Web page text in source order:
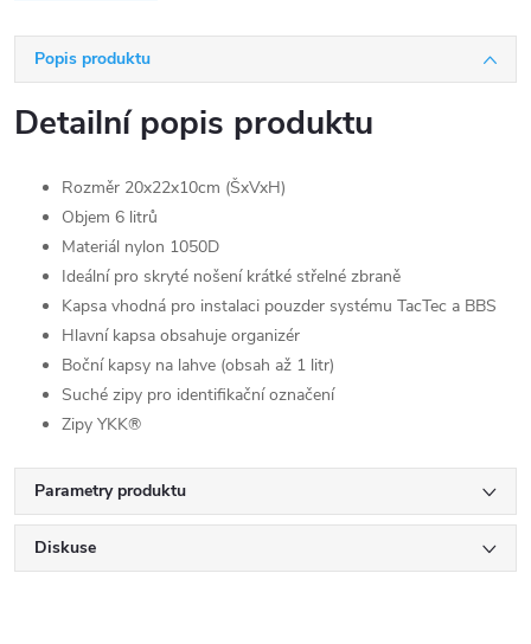
Popis produktu
Detailní popis produktu
Rozměr 20x22x10cm (ŠxVxH)
Objem 6 litrů
Materiál nylon 1050D
Ideální pro skryté nošení krátké střelné zbraně
Kapsa vhodná pro instalaci pouzder systému TacTec a BBS
Hlavní kapsa obsahuje organizér
Boční kapsy na lahve (obsah až 1 litr)
Suché zipy pro identifikační označení
Zipy YKK®
Parametry produktu
Diskuse